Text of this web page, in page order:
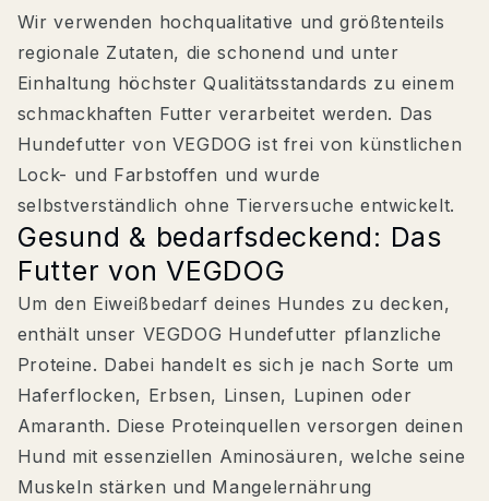
Wir verwenden hochqualitative und größtenteils
regionale Zutaten, die schonend und unter
Einhaltung höchster Qualitätsstandards zu einem
schmackhaften Futter verarbeitet werden. Das
Hundefutter von VEGDOG ist frei von künstlichen
Lock- und Farbstoffen und wurde
selbstverständlich ohne Tierversuche entwickelt.
Gesund & bedarfsdeckend: Das
Futter von VEGDOG
Um den Eiweißbedarf deines Hundes zu decken,
enthält unser VEGDOG Hundefutter pflanzliche
Proteine. Dabei handelt es sich je nach Sorte um
Haferflocken, Erbsen, Linsen, Lupinen oder
Amaranth. Diese Proteinquellen versorgen deinen
Hund mit essenziellen Aminosäuren, welche seine
Muskeln stärken und Mangelernährung